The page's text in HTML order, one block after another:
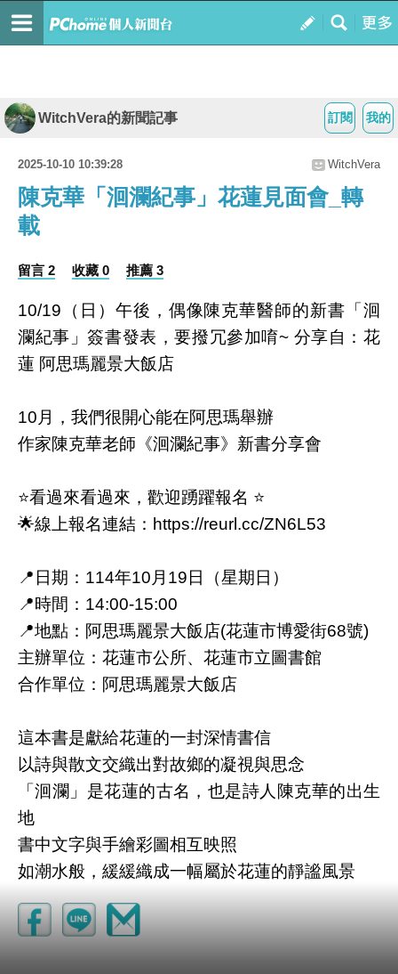
我的
訂閱
WitchVera的新聞記事
2025-10-10 10:39:28 WitchVera
陳克華「洄瀾紀事」花蓮見面會_轉
載
留言 2 收藏 0 推薦 3
10/19（日）午後，偶像陳克華醫師的新書「洄
瀾紀事」簽書發表，要撥冗參加唷~ 分享自：花
蓮 阿思瑪麗景大飯店
10月，我們很開心能在阿思瑪舉辦
作家陳克華老師《洄瀾紀事》新書分享會
⭐看過來看過來，歡迎踴躍報名 ⭐
🌟線上報名連結：https://reurl.cc/ZN6L53
📍日期：114年10月19日（星期日）
📍時間：14:00-15:00
📍地點：阿思瑪麗景大飯店(花蓮市博愛街68號)
主辦單位：花蓮市公所、花蓮市立圖書館
合作單位：阿思瑪麗景大飯店
這本書是獻給花蓮的一封深情書信
以詩與散文交織出對故鄉的凝視與思念
「洄瀾」是花蓮的古名，也是詩人陳克華的出生
地
書中文字與手繪彩圖相互映照
如潮水般，緩緩織成一幅屬於花蓮的靜謐風景